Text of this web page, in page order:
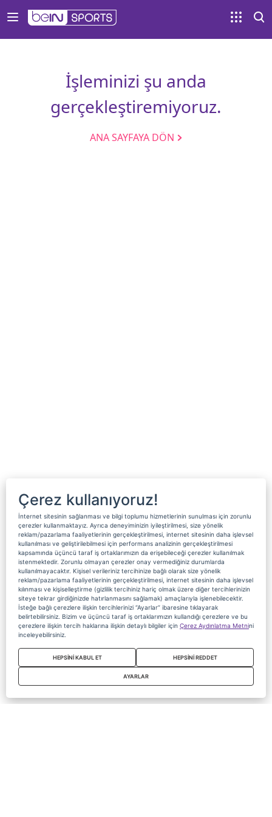
İşleminizi şu anda
gerçekleştiremiyoruz.
ANA SAYFAYA DÖN
Çerez kullanıyoruz!
İnternet sitesinin sağlanması ve bilgi toplumu hizmetlerinin sunulması için zorunlu
çerezler kullanmaktayız. Ayrıca deneyiminizin iyileştirilmesi, size yönelik
reklam/pazarlama faaliyetlerinin gerçekleştirilmesi, internet sitesinin daha işlevsel
kullanılması ve geliştirilebilmesi için performans analizinin gerçekleştirilmesi
kapsamında üçüncü taraf iş ortaklarımızın da erişebileceği çerezler kullanılmak
istenmektedir. Zorunlu olmayan çerezler onay vermediğiniz durumlarda
kullanılmayacaktır. Kişisel verileriniz tercihinize bağlı olarak size yönelik
reklam/pazarlama faaliyetlerinin gerçekleştirilmesi, internet sitesinin daha işlevsel
kılınması ve kişiselleştirme (gizlilik tercihiniz hariç olmak üzere diğer tercihlerinizin
siteye tekrar girdiğinizde hatırlanmasını sağlamak) amaçlarıyla işlenebilecektir.
İsteğe bağlı çerezlere ilişkin tercihlerinizi “Ayarlar” ibaresine tıklayarak
belirtebilirsiniz. Bizim ve üçüncü taraf iş ortaklarımızın kullandığı çerezlere ve bu
çerezlere ilişkin tercih haklarına ilişkin detaylı bilgiler için Çerez Aydınlatma Metnini
inceleyebilirsiniz.
HEPSİNİ KABUL ET HEPSİNİ REDDET
AYARLAR